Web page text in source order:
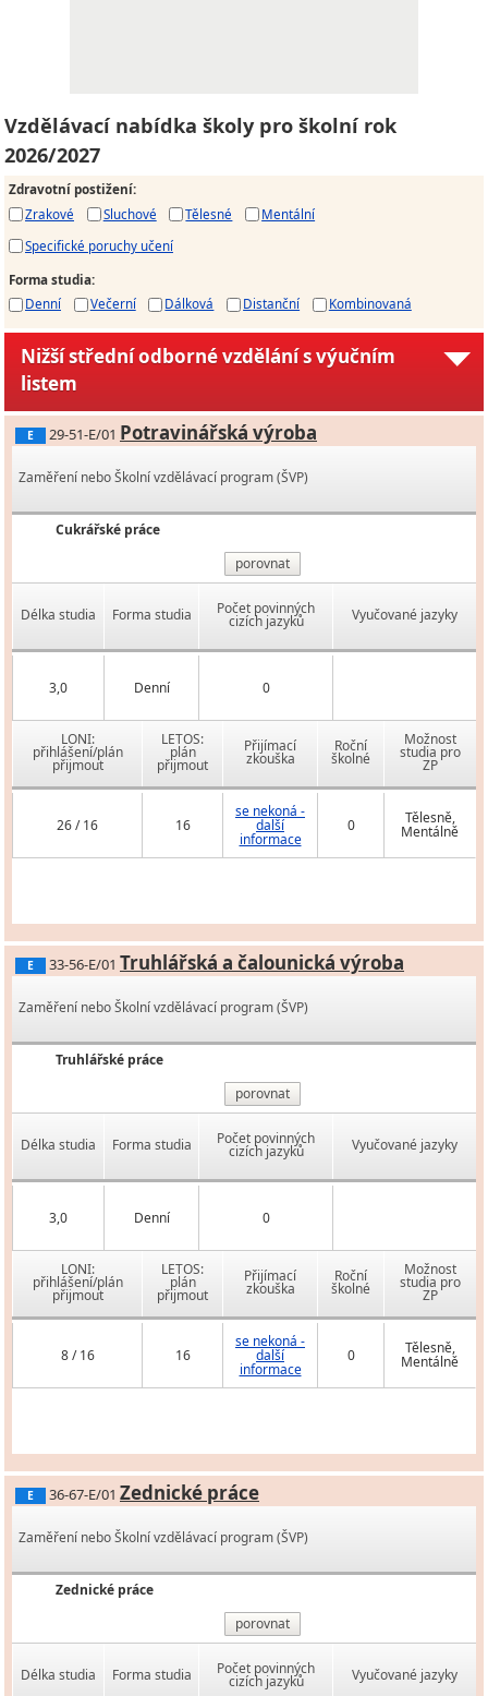
Vzdělávací nabídka školy pro školní rok
2026/2027
Zdravotní postižení:
Zrakové
Sluchové Tělesné
Mentální
Specifické poruchy učení
Forma studia:
Denní
Večerní Dálková Distanční Kombinovaná
Nižší střední odborné vzdělání s výučním
listem
E 29-51-E/01 Potravinářská výroba
Zaměření nebo Školní vzdělávací program (ŠVP)
Cukrářské práce
porovnat
Délka studia Forma studia Počet povinných
cizích jazyků Vyučované jazyky
3,0 Denní 0
LONI:
přihlášení/plán
přijmout
LETOS:
plán
přijmout
Přijímací
zkouška
Roční
školné
Možnost
studia pro
ZP
26 / 16 16
se nekoná -
další
informace
0 Tělesně,
Mentálně
E 33-56-E/01 Truhlářská a čalounická výroba
Zaměření nebo Školní vzdělávací program (ŠVP)
Truhlářské práce
porovnat
Délka studia Forma studia Počet povinných
cizích jazyků Vyučované jazyky
3,0 Denní 0
LONI:
přihlášení/plán
přijmout
LETOS:
plán
přijmout
Přijímací
zkouška
Roční
školné
Možnost
studia pro
ZP
8 / 16 16
se nekoná -
další
informace
0 Tělesně,
Mentálně
E 36-67-E/01 Zednické práce
Zaměření nebo Školní vzdělávací program (ŠVP)
Zednické práce
porovnat
Délka studia Forma studia Počet povinných
cizích jazyků Vyučované jazyky